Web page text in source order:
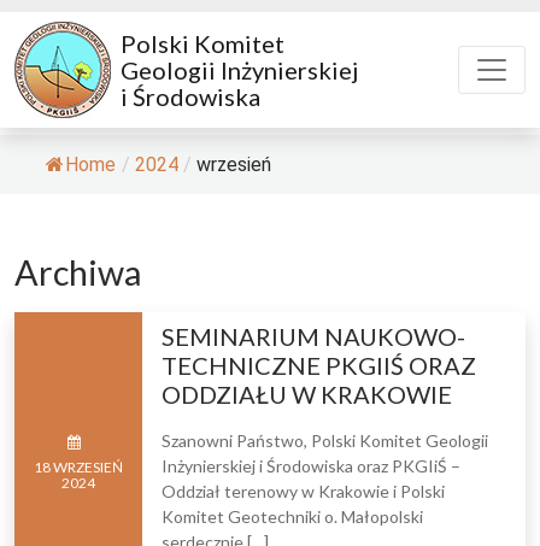
Polski Komitet
Geologii Inżynierskiej
i Środowiska
Home / 2024 / wrzesień
Archiwa
18WRZESIEŃ
2024
SEMINARIUM NAUKOWO-
TECHNICZNE PKGIIŚ ORAZ
ODDZIAŁU W KRAKOWIE
Szanowni Państwo, Polski Komitet Geologii
Inżynierskiej i Środowiska oraz PKGIiŚ –
Oddział terenowy w Krakowie i Polski
Komitet Geotechniki o. Małopolski
serdecznie […]